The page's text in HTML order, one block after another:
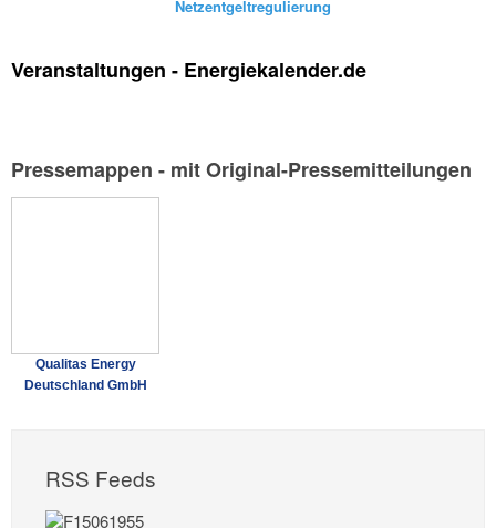
Netzentgeltregulierung
Veranstaltungen - Energiekalender.de
Pressemappen - mit Original-Pressemitteilungen
Qualitas Energy
Deutschland GmbH
RSS Feeds